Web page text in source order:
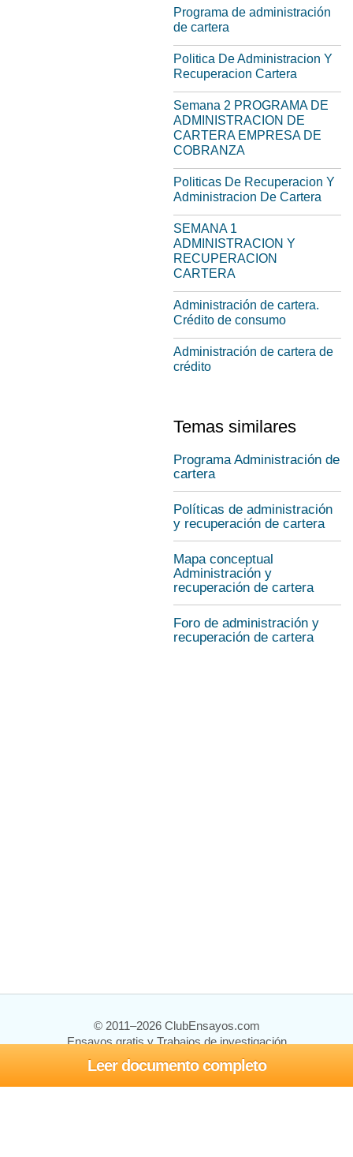
Leer documento completo
Programa de administración
de cartera
Politica De Administracion Y
Recuperacion Cartera
Semana 2 PROGRAMA DE
ADMINISTRACION DE
CARTERA EMPRESA DE
COBRANZA
Politicas De Recuperacion Y
Administracion De Cartera
SEMANA 1
ADMINISTRACION Y
RECUPERACION
CARTERA
Administración de cartera.
Crédito de consumo
Administración de cartera de
crédito
Temas similares
Programa Administración de
cartera
Políticas de administración
y recuperación de cartera
Mapa conceptual
Administración y
recuperación de cartera
Foro de administración y
recuperación de cartera
© 2011–2026 ClubEnsayos.com
Ensayos gratis y Trabajos de investigación